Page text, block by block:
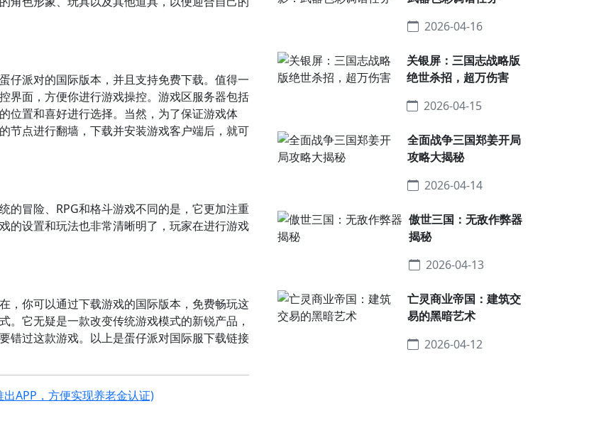
仔派对的国际版本，并且支持免费下载。值得一
界面，方便你进行游戏操控。游戏区服务器包括
位置和喜好进行选择。当然，为了保证游戏体
节点进行翻墙，下载并安装游戏客户端后，就可
的冒险、RPG和格斗游戏不同的是，它更加注重
的设置和玩法也非常清晰明了，玩家在进行游戏
，你可以通过下载游戏的国际版本，免费畅玩这
它无疑是一款改变传统游戏模式的新锐产品，
错过这款游戏。以上是蛋仔派对国际服下载链接
APP，方便实现养老金认证)
2026-04-16
关银屏：三国志战略版
绝世杀招，超万伤害
2026-04-15
全面战争三国郑姜开局
攻略大揭秘
2026-04-14
傲世三国：无敌作弊器
揭秘
2026-04-13
亡灵商业帝国：建筑交
易的黑暗艺术
2026-04-12